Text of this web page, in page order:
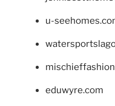
u-
eduwyre.com